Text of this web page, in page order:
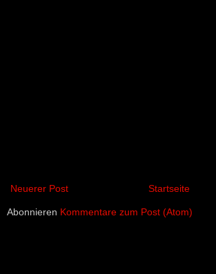
Neuerer Post Startseite
Abonnieren Kommentare zum Post (Atom)